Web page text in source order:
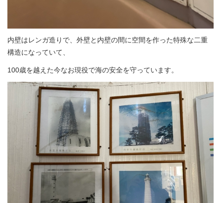
内壁はレンガ造りで、外壁と内壁の間に空間を作った特殊な二重
構造になっていて、
100歳を越えた今なお現役で海の安全を守っています。